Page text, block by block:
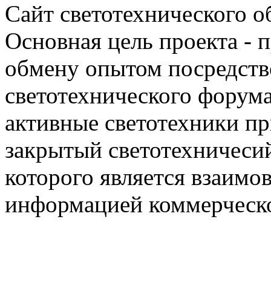
Сайт светотехнического
Основная цель проекта -
обмену опытом
светотехнического
активные светотехники
закрытый
которого является
информацией